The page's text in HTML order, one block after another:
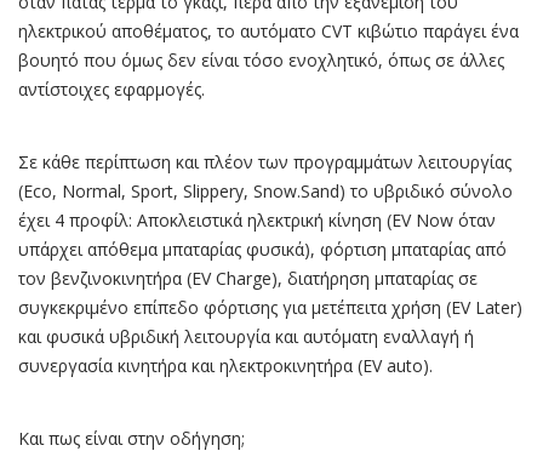
ηλεκτρικού αποθέματος, το αυτόματο CVT κιβώτιο παράγει ένα
βουητό που όμως δεν είναι τόσο ενοχλητικό, όπως σε άλλες
αντίστοιχες εφαρμογές.
Σε κάθε περίπτωση και πλέον των προγραμμάτων λειτουργίας
(Eco, Normal, Sport, Slippery, Snow.Sand) το υβριδικό σύνολο
έχει 4 προφίλ: Αποκλειστικά ηλεκτρική κίνηση (EV Now όταν
υπάρχει απόθεμα μπαταρίας φυσικά), φόρτιση μπαταρίας από
τον βενζινοκινητήρα (ΕV Charge), διατήρηση μπαταρίας σε
συγκεκριμένο επίπεδο φόρτισης για μετέπειτα χρήση (EV Later)
και φυσικά υβριδική λειτουργία και αυτόματη εναλλαγή ή
συνεργασία κινητήρα και ηλεκτροκινητήρα (EV auto).
Και πως είναι στην οδήγηση;